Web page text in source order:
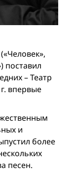
поставил
– Театр
впервые
и
более
песен.